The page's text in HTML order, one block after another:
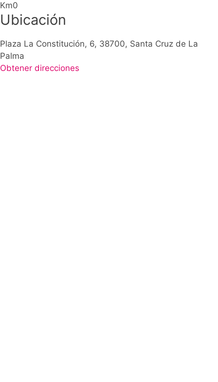
Km0
Ubicación
Plaza La Constitución, 6, 38700, Santa Cruz de La
Palma
Obtener direcciones